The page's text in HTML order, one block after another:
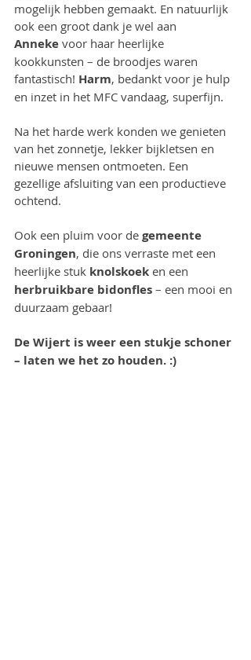
mogelijk hebben gemaakt. En natuurlijk
ook een groot dank je wel aan
Anneke voor haar heerlijke
kookkunsten – de broodjes waren
fantastisch! Harm, bedankt voor je hulp
en inzet in het MFC vandaag, superfijn.
Na het harde werk konden we genieten
van het zonnetje, lekker bijkletsen en
nieuwe mensen ontmoeten. Een
gezellige afsluiting van een productieve
ochtend.
Ook een pluim voor de gemeente
Groningen, die ons verraste met een
heerlijke stuk knolskoek en een
herbruikbare bidonfles – een mooi en
duurzaam gebaar!
De Wijert is weer een stukje schoner
– laten we het zo houden. :)